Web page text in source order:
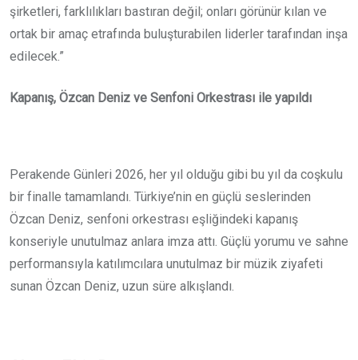
şirketleri, farklılıkları bastıran değil; onları görünür kılan ve
ortak bir amaç etrafında buluşturabilen liderler tarafından inşa
edilecek.”
Kapanış, Özcan Deniz ve Senfoni Orkestrası ile yapıldı
Perakende Günleri 2026, her yıl olduğu gibi bu yıl da coşkulu
bir finalle tamamlandı. Türkiye’nin en güçlü seslerinden
Özcan Deniz, senfoni orkestrası eşliğindeki kapanış
konseriyle unutulmaz anlara imza attı. Güçlü yorumu ve sahne
performansıyla katılımcılara unutulmaz bir müzik ziyafeti
sunan Özcan Deniz, uzun süre alkışlandı.